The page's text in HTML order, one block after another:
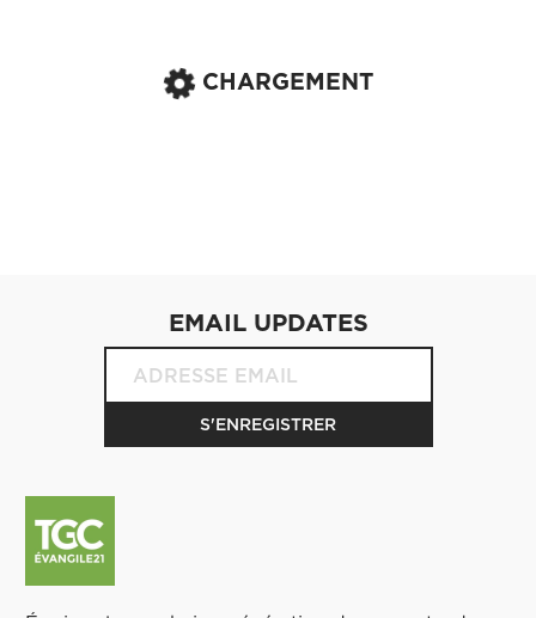
CHARGEMENT
EMAIL UPDATES